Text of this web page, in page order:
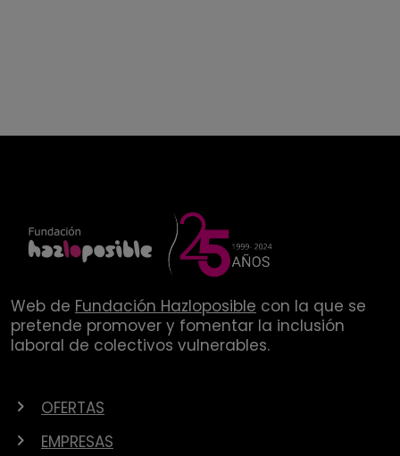
Web de Fundación Hazloposible con la que se
pretende promover y fomentar la inclusión
laboral de colectivos vulnerables.
OFERTAS
EMPRESAS